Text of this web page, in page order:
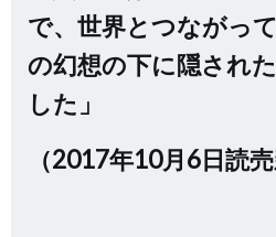
で、世界とつながっ
の幻想の下に隠され
した」
（2017年10月6日読